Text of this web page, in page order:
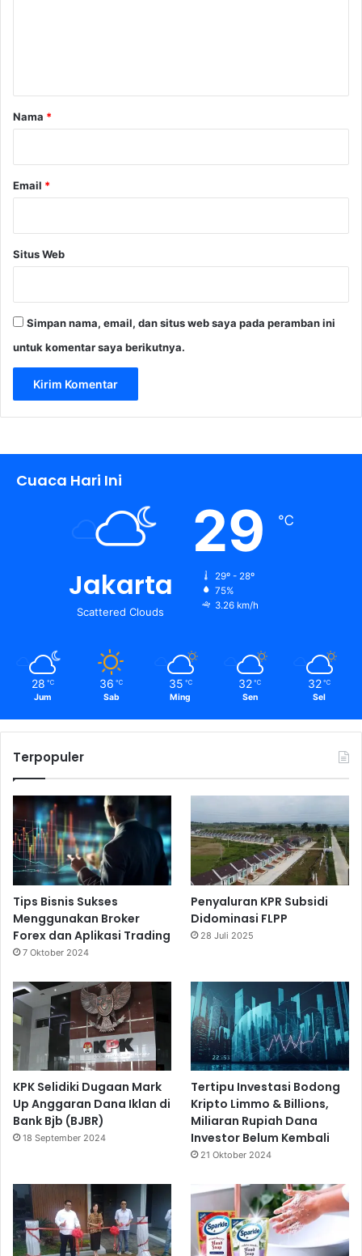
r
Nama *
Email *
Situs Web
Simpan nama, email, dan situs web saya pada peramban ini
untuk komentar saya berikutnya.
Cuaca Hari Ini
Jakarta
Scattered Clouds
29 ℃
29º - 28º
75%
3.26 km/h
28 ℃
Jum
36 ℃
Sab
35 ℃
Ming
32 ℃
Sen
32 ℃
Sel
Terpopuler
Tips Bisnis Sukses
Menggunakan Broker
Forex dan Aplikasi Trading
7 Oktober 2024
Penyaluran KPR Subsidi
Didominasi FLPP
28 Juli 2025
KPK Selidiki Dugaan Mark
Up Anggaran Dana Iklan di
Bank Bjb (BJBR)
18 September 2024
Tertipu Investasi Bodong
Kripto Limmo & Billions,
Miliaran Rupiah Dana
Investor Belum Kembali
21 Oktober 2024